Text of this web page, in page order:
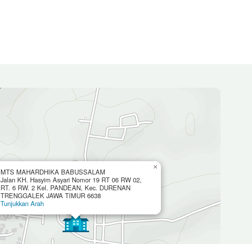
MTS MAHARDHIKA BABUSSALAM
Jalan KH. Hasyim Asyari Nomor 19 RT 06 RW 02,
RT. 6 RW. 2 Kel. PANDEAN, Kec. DURENAN
TRENGGALEK JAWA TIMUR 6638
Tunjukkan Arah
×